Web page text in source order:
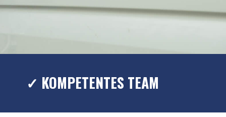
✓ KOMPETENTES TEAM